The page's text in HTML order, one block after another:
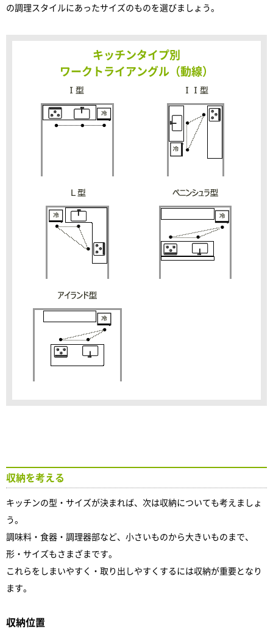
の調理スタイルにあったサイズのものを選びましょう。
キッチンタイプ別
ワークトライアングル（動線）
収納を考える
キッチンの型・サイズが決まれば、次は収納についても考えましょ
う。
調味料・食器・調理器部など、小さいものから大きいものまで、
形・サイズもさまざまです。
これらをしまいやすく・取り出しやすくするには収納が重要となり
ます。
収納位置